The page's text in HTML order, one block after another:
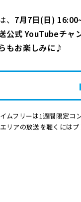
7月7日(日)
公式 YouTubeチャ
もお楽しみに♪
ムフリーは1週間限定コン
リアの放送を聴くにはプ